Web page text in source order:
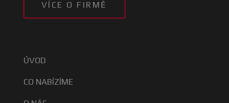
VÍCE O FIRMĚ
ÚVOD
CO NABÍZÍME